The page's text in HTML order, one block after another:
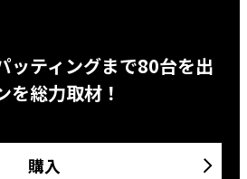
ッティングまで80台を出
を総力取材！
購入